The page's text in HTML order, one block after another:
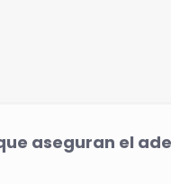
aseguran el